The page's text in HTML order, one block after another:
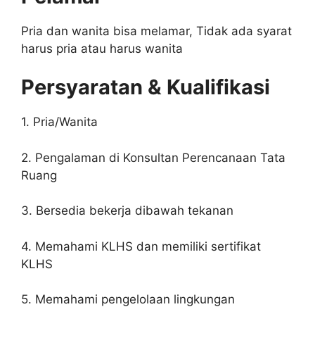
Pria dan wanita bisa melamar, Tidak ada syarat
harus pria atau harus wanita
Persyaratan & Kualifikasi
1. Pria/Wanita
2. Pengalaman di Konsultan Perencanaan Tata
Ruang
3. Bersedia bekerja dibawah tekanan
4. Memahami KLHS dan memiliki sertifikat
KLHS
5. Memahami pengelolaan lingkungan